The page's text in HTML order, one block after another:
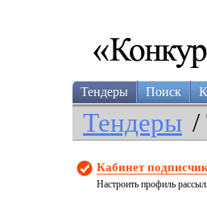
Тендеры Поиск
Тендеры /
Кабинет
Настроить профиль